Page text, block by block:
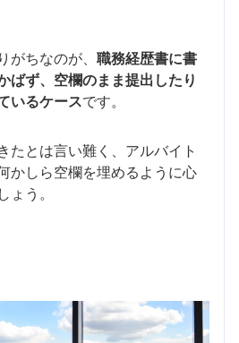
がちなのが、 職務経歴書に書
ばず、空欄のまま提出したり
いるケースです。
たとは言い難く、アルバイト
かしら空欄を埋めるように心
ょう。